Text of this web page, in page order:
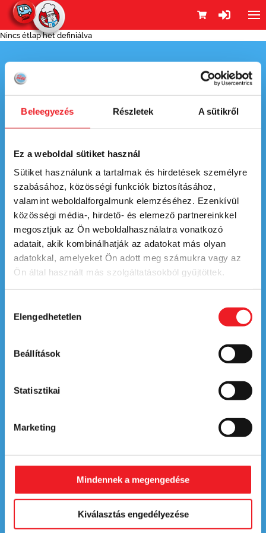
Beleegyezés Részletek A sütikről
Ez a weboldal sütiket használ
Sütiket használunk a tartalmak és hirdetések személyre
szabásához, közösségi funkciók biztosításához,
valamint weboldalforgalmunk elemzéséhez. Ezenkívül
közösségi média-, hirdető- és elemező partnereinkkel
megosztjuk az Ön weboldalhasználatra vonatkozó
adatait, akik kombinálhatják az adatokat más olyan
adatokkal, amelyeket Ön adott meg számukra vagy az
Ön által használt más szolgáltatásokból gyűjtöttek.
kiválasztása
Elengedhetetlen
Beállítások
Statisztikai
Marketing
Mindennek a megengedése
Kiválasztás engedélyezése
Nincs étlap hét definiálva
ÉTLAP
KAPCSOLAT
SZÁLLÍTÁSI TERÜLETEK
Általános Szerződési Feltételek
BARION™
Megrendeléssel és szállítással kapcsolatban.
+36 (20) 778-1055
A weboldal használatával kapcsolatban.